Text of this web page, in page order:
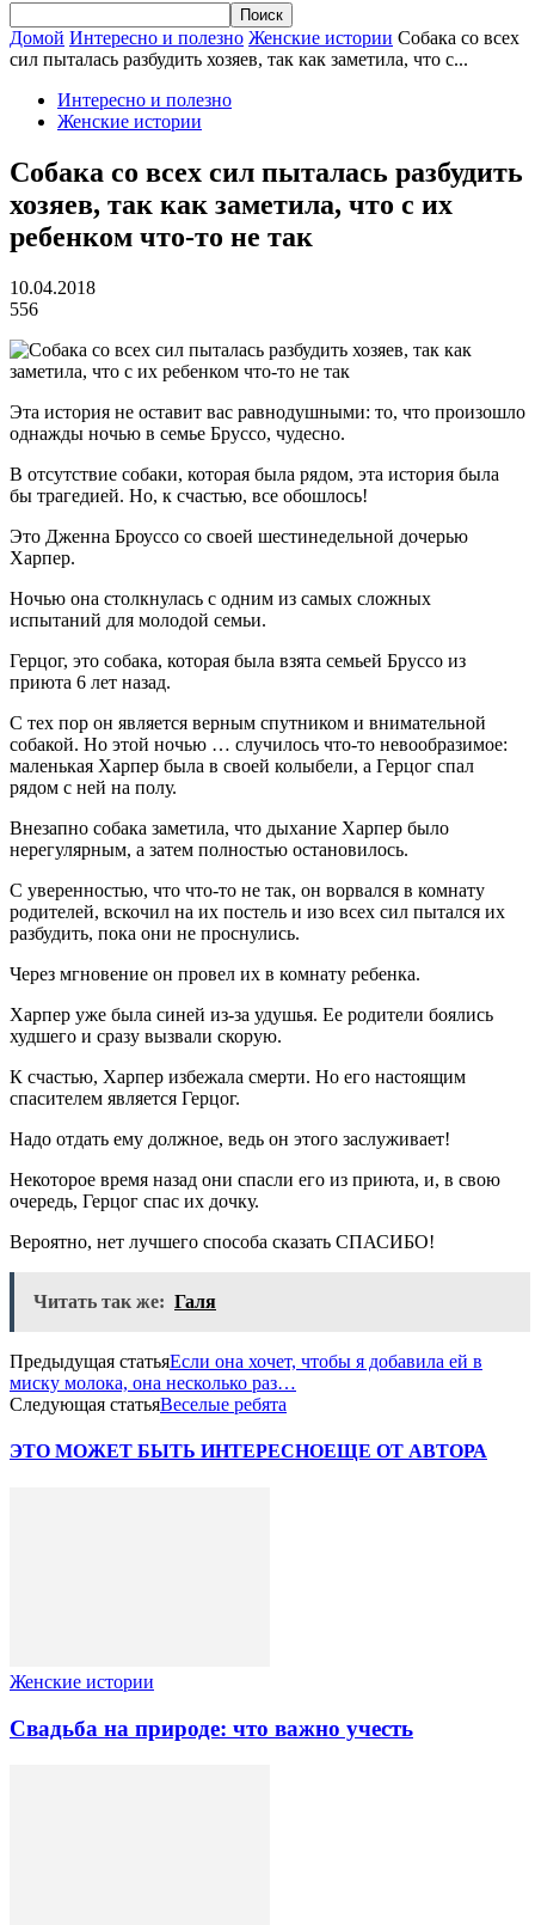
Домой Интересно и полезно Женские истории Собака со всех
сил пыталась разбудить хозяев, так как заметила, что с...
Интересно и полезно
Женские истории
Собака со всех сил пыталась разбудить
хозяев, так как заметила, что с их
ребенком что-то не так
10.04.2018
556
Эта история не оставит вас равнодушными: то, что произошло
однажды ночью в семье Бруссо, чудесно.
В отсутствие собаки, которая была рядом, эта история была
бы трагедией. Но, к счастью, все обошлось!
Это Дженна Броуссо со своей шестинедельной дочерью
Харпер.
Ночью она столкнулась с одним из самых сложных
испытаний для молодой семьи.
Герцог, это собака, которая была взята семьей Бруссо из
приюта 6 лет назад.
С тех пор он является верным спутником и внимательной
собакой. Но этой ночью … случилось что-то невообразимое:
маленькая Харпер была в своей колыбели, а Герцог спал
рядом с ней на полу.
Внезапно собака заметила, что дыхание Харпер было
нерегулярным, а затем полностью остановилось.
С уверенностью, что что-то не так, он ворвался в комнату
родителей, вскочил на их постель и изо всех сил пытался их
разбудить, пока они не проснулись.
Через мгновение он провел их в комнату ребенка.
Харпер уже была синей из-за удушья. Ее родители боялись
худшего и сразу вызвали скорую.
К счастью, Харпер избежала смерти. Но его настоящим
спасителем является Герцог.
Надо отдать ему должное, ведь он этого заслуживает!
Некоторое время назад они спасли его из приюта, и, в свою
очередь, Герцог спас их дочку.
Вероятно, нет лучшего способа сказать СПАСИБО!
Читать так же: Галя
Предыдущая статьяЕсли она хочет, чтобы я добавила ей в
миску молока, она несколько раз…
Следующая статьяВеселые ребята
ЭТО МОЖЕТ БЫТЬ ИНТЕРЕСНОЕЩЕ ОТ АВТОРА
Женские истории
Свадьба на природе: что важно учесть